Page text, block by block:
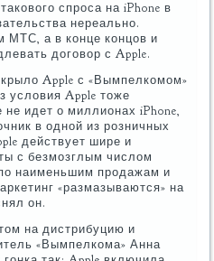
спроса на iPhone в
нереально.
МТС, а в конце концов и
договор с Apple.
Apple с «Вымпелкомом»
условия Apple тоже
идет о миллионах iPhone,
в одной из розничных
действует шире и
с безмозглым числом
наименьшим продажам и
«размазываются» на
он.
на дистрибуцию и
«Вымпелкома» Анна